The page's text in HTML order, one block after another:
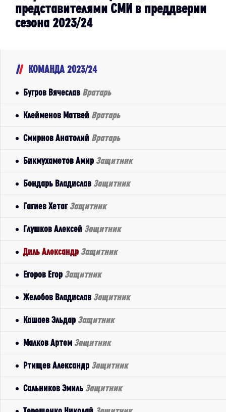
представителями СМИ в преддверии
сезона 2023/24
КОМАНДА 2023/24
Бугров Вячеслав Вратарь
Клейменов Матвей Вратарь
Смирнов Анатолий Вратарь
Бикмухаметов Амир Защитник
Бондарь Владислав Защитник
Гагиев Хетаг Защитник
Глушков Алексей Защитник
Диль Александр Защитник
Егоров Егор Защитник
Желобов Владислав Защитник
Кашаев Эльдар Защитник
Малков Артем Защитник
Ртищев Александр Защитник
Сальников Эмиль Защитник